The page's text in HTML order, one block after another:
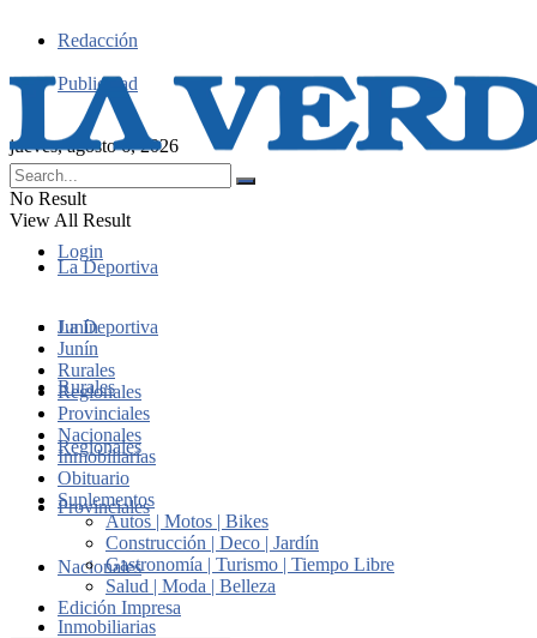
Redacción
Publicidad
jueves, agosto 6, 2026
Login
No Result
View All Result
La Deportiva
Junín
Rurales
Regionales
Provinciales
Nacionales
Inmobiliarias
La Deportiva
Junín
Rurales
Regionales
Provinciales
Nacionales
Inmobiliarias
Obituario
Suplementos
Autos | Motos | Bikes
Construcción | Deco | Jardín
Gastronomía | Turismo | Tiempo Libre
Salud | Moda | Belleza
Edición Impresa